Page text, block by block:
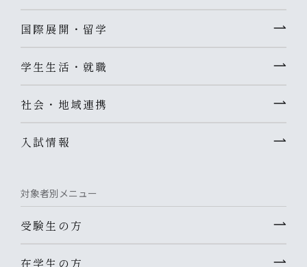
国際展開・留学
学生生活・就職
社会・地域連携
入試情報
対象者別メニュー
受験生の方
在学生の方